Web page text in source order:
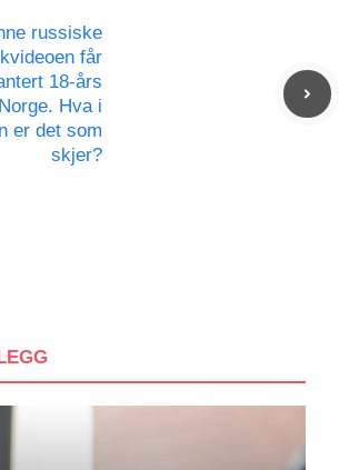
russiske
får
18-års
Hva i
er det som
skjer?